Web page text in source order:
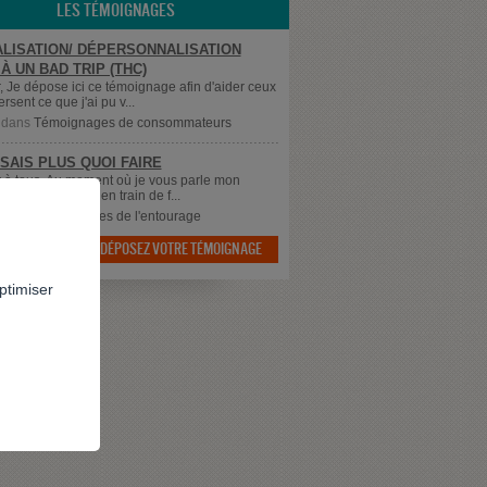
LES TÉMOIGNAGES
DÉPERSONNALISATION
UN BAD TRIP (THC)
Je dépose ici ce témoignage afin d'aider ceux
ce que j'ai pu v...
Témoignages de consommateurs
PLUS QUOI FAIRE
tous, Au moment où je vous parle mon
qui à 43 ans est en train de f...
Témoignages de l'entourage
DÉPOSEZ VOTRE TÉMOIGNAGE